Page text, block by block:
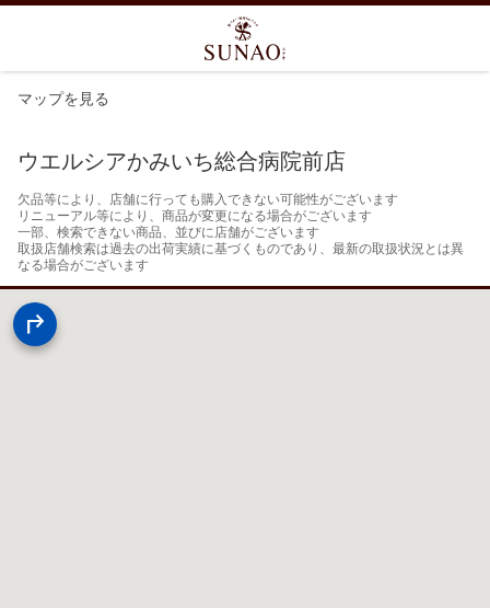
マップを見る
ウエルシアかみいち総合病院前店
欠品等により、店舗に行っても購入できない可能性がございます
リニューアル等により、商品が変更になる場合がございます
一部、検索できない商品、並びに店舗がございます
取扱店舗検索は過去の出荷実績に基づくものであり、最新の取扱状況とは異
なる場合がございます